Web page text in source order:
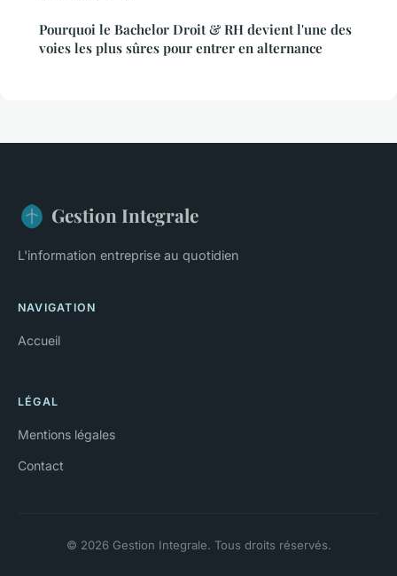
Pourquoi le Bachelor Droit & RH devient l'une des
voies les plus sûres pour entrer en alternance
Gestion Integrale
L'information entreprise au quotidien
NAVIGATION
Accueil
LÉGAL
Mentions légales
Contact
© 2026 Gestion Integrale. Tous droits réservés.